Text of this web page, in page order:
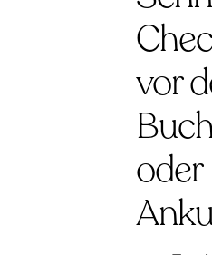
vor
oder